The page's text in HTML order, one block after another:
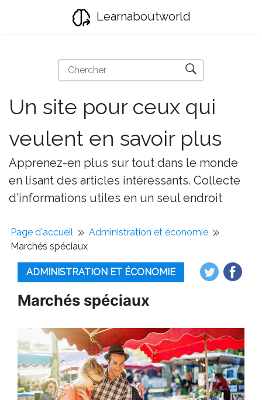
Learnaboutworld
Un site pour ceux qui
veulent en savoir plus
Apprenez-en plus sur tout dans le monde
en lisant des articles intéressants. Collecte
d'informations utiles en un seul endroit
Page d'accueil
Administration et économie
Marchés spéciaux
ADMINISTRATION ET ÉCONOMIE
Marchés spéciaux